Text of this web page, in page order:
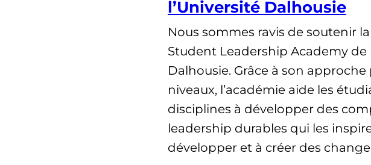
l’Université Dalhousie
Nous sommes ravis de soutenir
Student Leadership Academy de
Dalhousie. Grâce à son
niveaux, l’académie aide les
disciplines à développer des
leadership durables qui les
développer et à créer des